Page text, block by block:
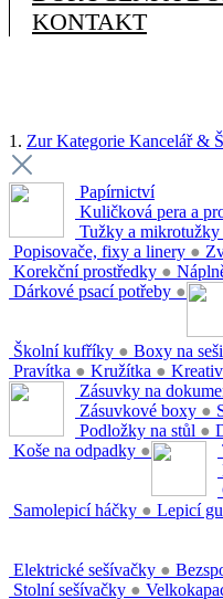
KONTAKT
1. Zur Kategorie Kancelář &
Papírnictví
Kuličková pera a
Tužky a mikrotužky
Popisovače, fixy a linery ●
Korekční prostředky ●
Dárkové psací potřeby ●
Školní kufříky ● Boxy na
Pravítka ● Kružítka ●
Zásuvky na
Zásuvkové boxy ●
Podložky na stůl ●
Koše na odpadky ●
Samolepicí háčky ● Lepicí
Elektrické sešívačky ●
Stolní sešívačky ●